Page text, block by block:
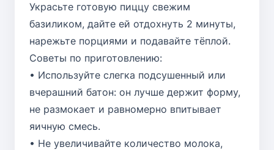
Украсьте готовую пиццу свежим
базиликом, дайте ей отдохнуть 2 минуты,
нарежьте порциями и подавайте тёплой.
Советы по приготовлению:
• Используйте слегка подсушенный или
вчерашний батон: он лучше держит форму,
не размокает и равномерно впитывает
яичную смесь.
• Не увеличивайте количество молока,